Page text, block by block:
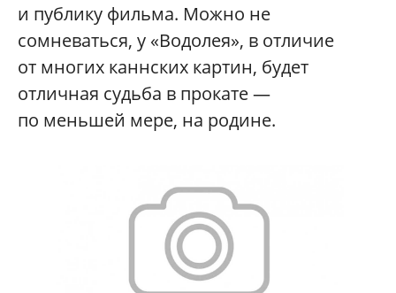
и публику фильма. Можно не
сомневаться, у «Водолея», в отличие
от многих каннских картин, будет
отличная судьба в прокате —
по меньшей мере, на родине.